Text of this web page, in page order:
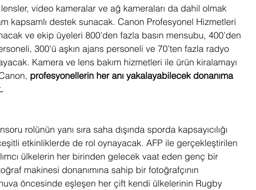
video kameralar ve ağ kameraları da dahil olmak
kapsamlı destek sunacak. Canon Profesyonel Hizmetleri
ve ekip üyeleri 800'den fazla basın mensubu, 400'den
300'ü aşkın ajans personeli ve 70’ten fazla radyo
Kamera ve lens bakım hizmetleri ile ürün kiralamayı
profesyonellerin her anı yakalayabilecek donanıma
rolünün yanı sıra saha dışında sporda kapsayıcılığı
etkinliklerde de rol oynayacak. AFP ile gerçekleştirilen
ülkelerin her birinden gelecek vaat eden genç bir
makinesi donanımına sahip bir fotoğrafçının
öncesinde eşleşen her çift kendi ülkelerinin Rugby